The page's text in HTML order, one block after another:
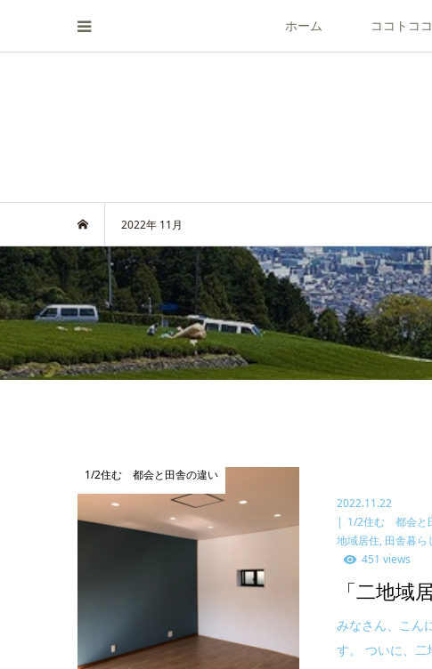
ホーム ココトコ
2022年 11月
1/2住む 都会と田舎の違い
2022.11.22
1/2住む 都会と
地域居住, 田舎暮ら
451 views
「二地域
みなさん、こん
す。 ついに、